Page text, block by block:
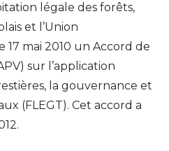
légale des forêts,
et l’Union
mai 2010 un Accord de
sur l’application
la gouvernance et
(FLEGT). Cet accord a